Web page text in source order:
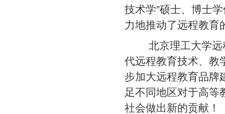
技术学”硕士、博士
力地推动了远程教育
北京理工大学远
代远程教育技术、教
步加大远程教育品牌
足不同地区对于高等
社会做出新的贡献！